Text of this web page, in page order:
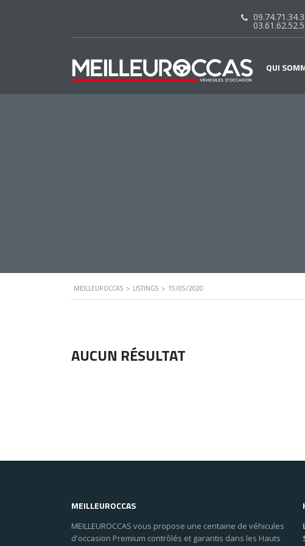
QUI
MEILLEUROCCAS > LISTINGS > 15/05/2020
AUCUN RÉSULTAT
MEILLEUROCCAS
MEILLEUROCCAS vous propose une centaine de véhicules
d'occasion Premium contrôlés et garantis dans les Hauts